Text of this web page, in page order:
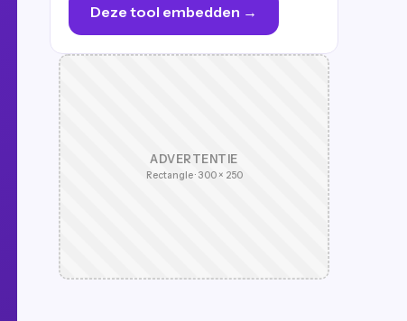
Deze tool embedden →
ADVERTENTIE
Rectangle · 300 × 250